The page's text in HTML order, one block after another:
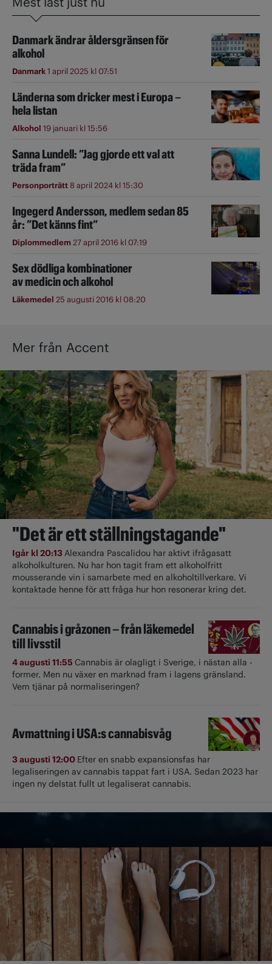
Danmark ändrar åldersgränsen för
alkohol
Danmark1 april 2025 kl 07:51
Länderna som dricker mest i Europa –
hela listan
Alkohol 19 januari kl 15:56
Sanna Lundell: ”Jag gjorde ett val att
träda fram”
Personporträtt8 april 2024 kl 15:30
Ingegerd Andersson, medlem sedan 85
år: ”Det känns fint”
Diplommedlem27 april 2016 kl 07:19
Sex dödliga kombinationer
av medicin och alkohol
Läkemedel 25 augusti 2016 kl 08:20
Mer från Accent
"Det är ett ställningstagande"
Igår kl 20:13Alexandra Pascalidou har aktivt ifrågasatt
alkoholkulturen. Nu har hon tagit fram ett alkoholfritt
mousserande vin i samarbete med en alkoholtillverkare. Vi
kontaktade henne för att fråga hur hon resonerar kring det.
Cannabis i gråzonen – från läkemedel
till livsstil
4 augusti 11:55 Cannabis är olagligt i ­Sverige, i nästan alla ­
former. Men nu växer en marknad fram i lagens gränsland.
Vem tjänar på normaliseringen?
Avmattning i USA:s cannabisvåg
3 augusti 12:00 Efter en snabb expansionsfas har
legaliseringen av cannabis tappat fart i USA. Sedan 2023 har
ingen ny delstat fullt ut ­legaliserat cannabis.